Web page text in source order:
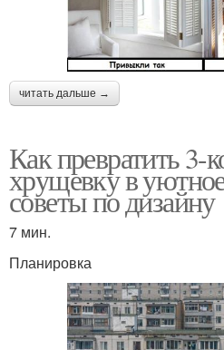
читать дальше →
Как превратить 3-
хрущевку в
советы по дизайну
7 мин.
Планировка